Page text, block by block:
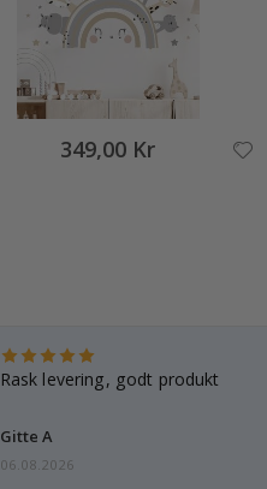
349,00 Kr
Rask levering, godt produkt
Gitte A
06.08.2026